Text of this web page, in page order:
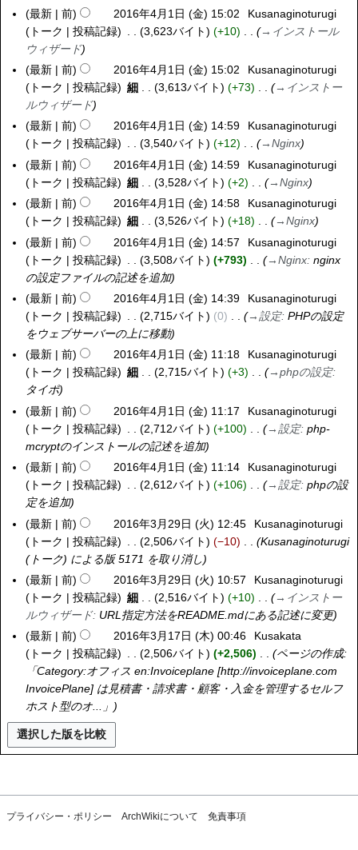
最新
前 2016年4月1日 (金) 15:02
Kusanaginoturugi
トーク
投稿記録 3,623バイト +10 → インストール
ウィザード
最新
前 2016年4月1日 (金) 15:02
Kusanaginoturugi
トーク
投稿記録 細 3,613バイト +73 → インストー
ルウィザード
最新
前 2016年4月1日 (金) 14:59
Kusanaginoturugi
トーク
投稿記録 3,540バイト +12 →Nginx
最新
前 2016年4月1日 (金) 14:59
Kusanaginoturugi
トーク
投稿記録 細 3,528バイト +2 →Nginx
最新
前 2016年4月1日 (金) 14:58
Kusanaginoturugi
トーク
投稿記録 細 3,526バイト +18 →Nginx
最新
前 2016年4月1日 (金) 14:57
Kusanaginoturugi
トーク
投稿記録 3,508バイト +793 →Nginx:nginx
の設定ファイルの記述を追加
最新
前 2016年4月1日 (金) 14:39
Kusanaginoturugi
トーク
投稿記録 2,715バイト 0 →設定:PHPの設定
をウェブサーバーの上に移動
最新
前 2016年4月1日 (金) 11:18
Kusanaginoturugi
トーク
投稿記録 細 2,715バイト +3 →phpの設定:
タイポ
最新
前 2016年4月1日 (金) 11:17
Kusanaginoturugi
トーク
投稿記録 2,712バイト +100 →設定:php-
mcryptのインストールの記述を追加
最新
前 2016年4月1日 (金) 11:14
Kusanaginoturugi
トーク
投稿記録 2,612バイト +106 →設定:phpの設
定を追加
2
6
最新 前 2016年3月29日 (火) 12:45
Kusanaginoturugi
トーク
投稿記録 2,506バイト −10
Kusanaginoturugi
(トーク) による版 5171 を取り消し
最新
前 2016年3月29日 (火) 10:57
Kusanaginoturugi
トーク
投稿記録 細 2,516バイト +10 → インストー
ルウィザード: URL指定方法をREADME.mdにある記述に変更
2
3
月
日
(
最新 前 2016年3月17日 (木) 00:46
Kusakata
トーク
投稿記録 2,506バイト +2,506
ページの作成:
「Category:オフィス en:Invoiceplane [http://invoiceplane.com
InvoicePlane] は見積書・請求書・顧客・入金を管理するセルフ
ホスト型のオ...」
プライバシー・ポリシー ArchWikiについて 免責事項